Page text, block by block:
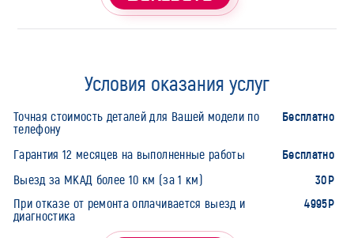
Условия оказания услуг
Точная стоимость деталей для Вашей модели по
телефону
Бесплатно
Гарантия 12 месяцев на выполненные работы Бесплатно
Выезд за МКАД более 10 км (за 1 км) 30Р
При отказе от ремонта оплачивается выезд и
диагностика
4995Р